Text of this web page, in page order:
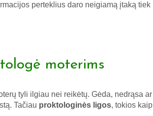
perteklius daro neigiamą įtaką tiek
moterims
tyli ilgiau nei reikėtų. Gėda, nedrąsa ar
Tačiau proktologinės ligos, tokios kaip